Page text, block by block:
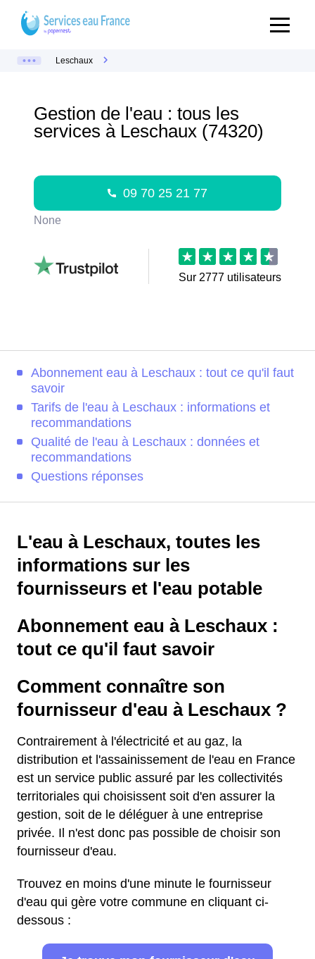
Leschaux
Gestion de l'eau : tous les
services à Leschaux (74320)
09 70 25 21 77
None
Sur 2777 utilisateurs
Abonnement eau à Leschaux : tout ce qu'il faut
savoir
Tarifs de l'eau à Leschaux : informations et
recommandations
Qualité de l'eau à Leschaux : données et
recommandations
Questions réponses
L'eau à Leschaux, toutes les
informations sur les
fournisseurs et l'eau potable
Abonnement eau à Leschaux :
tout ce qu'il faut savoir
Comment connaître son
fournisseur d'eau à Leschaux ?
Contrairement à l'électricité et au gaz, la
distribution et l'assainissement de l'eau en France
est un service public assuré par les collectivités
territoriales qui choisissent soit d'en assurer la
gestion, soit de le déléguer à une entreprise
privée. Il n'est donc pas possible de choisir son
fournisseur d'eau.
Trouvez en moins d'une minute le fournisseur
d'eau qui gère votre commune en cliquant ci-
dessous :